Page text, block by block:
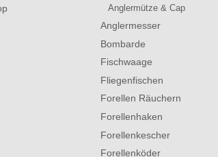
Anglermütze & Cap
Anglermesser
Bombarde
Fischwaage
Fliegenfischen
Forellen Räuchern
Forellenhaken
Forellenkescher
Forellenköder